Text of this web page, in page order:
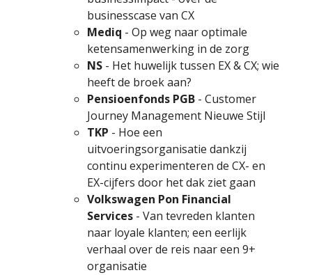
businesscase van CX
Mediq - Op weg naar optimale
ketensamenwerking in de zorg
NS- Het huwelijk tussen EX & CX; wie
heeft de broek aan?
Pensioenfonds PGB- Customer
Journey Management Nieuwe Stijl
TKP - Hoe een
uitvoeringsorganisatie dankzij
continu experimenteren de CX- en
EX-cijfers door het dak ziet gaan
Volkswagen Pon Financial
Services- Van tevreden klanten
naar loyale klanten; een eerlijk
verhaal over de reis naar een 9+
organisatie